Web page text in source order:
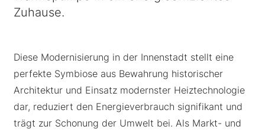
Zuhause.
Diese Modernisierung in der Innenstadt stellt eine
perfekte Symbiose aus Bewahrung historischer
Architektur und Einsatz modernster Heiztechnologie
dar, reduziert den Energieverbrauch signifikant und
trägt zur Schonung der Umwelt bei. Als Markt- und